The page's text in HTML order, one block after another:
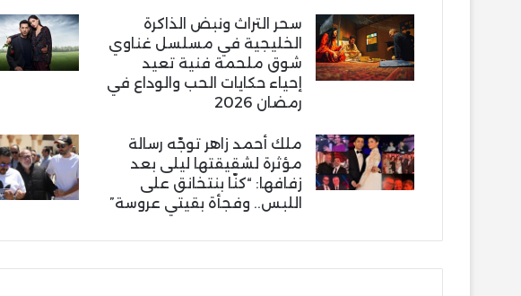
سحر التراث ونبض الذاكرة
الخليجية في مسلسل غناوي
شوق ملحمة فنية تعيد
إحياء حكايات الحب والوداع في
رمضان 2026
ملك أحمد زاهر توجّه رسالة
مؤثرة لشقيقتها ليلى بعد
زفافها: “كنّا بنتخانق على
اللبس.. وفجأة بقيتي عروسة”